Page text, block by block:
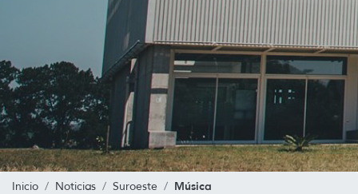
Inicio Noticias Suroeste Música